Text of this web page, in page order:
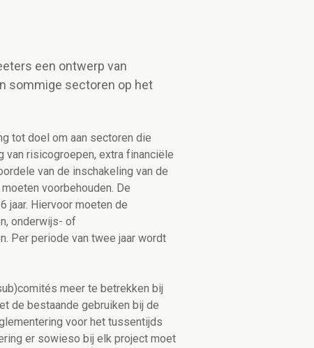
een ontwerp van
sommige sectoren op het
tot doel om aan sectoren die
van risicogroepen, extra financiële
van de inschakeling van de
voorbehouden. De
jaar. Hiervoor moeten de
onderwijs- of
Per periode van twee jaar wordt
meer te betrekken bij
de bestaande gebruiken bij de
voor het tussentijds
er sowieso bij elk project moet